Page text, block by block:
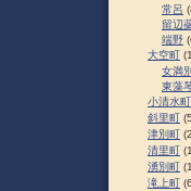
常呂
留辺
端野
大空町
女満別
東藻
小清水町
斜里町
津別町
清里町
湧別町
滝上町